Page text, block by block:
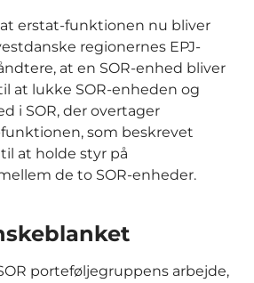
at erstat-funktionen nu bliver
regionernes EPJ-
at en SOR-enhed bliver
at lukke SOR-enheden og
i SOR, der overtager
som beskrevet
at holde styr på
de to SOR-enheder.
porteføljegruppens arbejde,